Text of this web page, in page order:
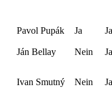
Pavol Pupák Ja Ja
Ján Bellay Nein Ja
Ivan Smutný Nein Ja